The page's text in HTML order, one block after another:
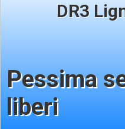
DR3
Pessima
liberi